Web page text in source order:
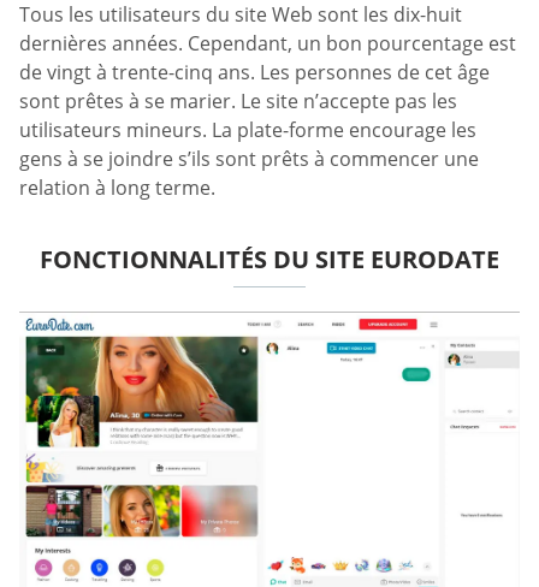
Tous les utilisateurs du site Web sont les dix-huit
dernières années. Cependant, un bon pourcentage est
de vingt à trente-cinq ans. Les personnes de cet âge
sont prêtes à se marier. Le site n’accepte pas les
utilisateurs mineurs. La plate-forme encourage les
gens à se joindre s’ils sont prêts à commencer une
relation à long terme.
FONCTIONNALITÉS DU SITE EURODATE